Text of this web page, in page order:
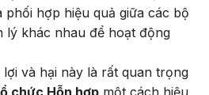
phối hợp hiệu quả giữa các bộ
lý khác nhau để hoạt động
và hại này là rất quan trọng
chức Hỗn hợp một cách hiệu